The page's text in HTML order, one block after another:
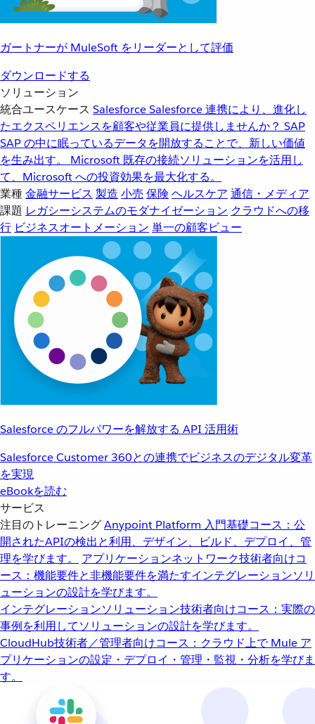
ガートナーが MuleSoft をリーダーとして評価
ダウンロードする
ソリューション
統合ユースケース SalesforceSalesforce 連携により、進化し
たエクスペリエンスを顧客や従業員に提供しませんか？ SAP
SAP の中に眠っているデータを開放することで、新しい価値
を生み出す。
Microsoft 既存の接続ソリューションを活用し
て、Microsoft への投資効果を最大化する。
業種金融サービス 製造 小売 保険 ヘルスケア 通信・メディア
課題 レガシーシステムのモダナイゼーション クラウドへの移
行 ビジネスオートメーション 単一の顧客ビュー
Salesforce のフルパワーを解放する API 活用術
Salesforce Customer 360との連携でビジネスのデジタル変革
を実現
eBookを読む
サービス
注目のトレーニングAnypoint Platform 入門基礎コース：公
開されたAPIの検出と利用、デザイン、ビルド、デプロイ、管
理を学びます。
アプリケーションネットワーク技術者向けコ
ース：機能要件と非機能要件を満たすインテグレーションソリ
ューションの設計を学びます。
インテグレーションソリューション技術者向けコース：実際の
事例を利用してソリューションの設計を学びます。
CloudHub技術者／管理者向けコース：クラウド上で Mule ア
プリケーションの設定・デプロイ・管理・監視・分析を学びま
す。